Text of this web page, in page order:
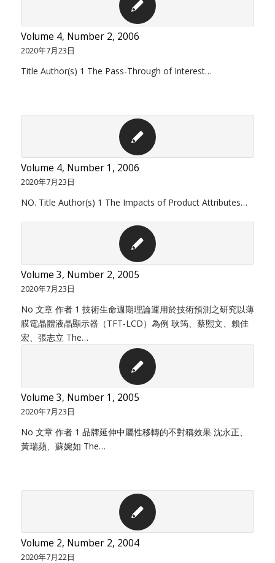
Volume 4, Number 2, 2006
2020年7月23日
Title Author(s) 1 The Pass-Through of Interest…
Volume 4, Number 1, 2006
2020年7月23日
NO. Title Author(s) 1 The Impacts of Product Attributes…
Volume 3, Number 2, 2005
2020年7月23日
No 文章 作者 1 技術生命週期理論運用於技術預測之研究以薄
膜電晶體液晶顯示器（TFT-LCD）為例 耿筠、蔡熙文、賴佳
宏、張志立 The…
Volume 3, Number 1, 2005
2020年7月23日
No 文章 作者 1 品牌延伸中屬性移轉的不對稱效果 沈永正、
黃瑞蘋、蘇婉如 The…
Volume 2, Number 2, 2004
2020年7月22日